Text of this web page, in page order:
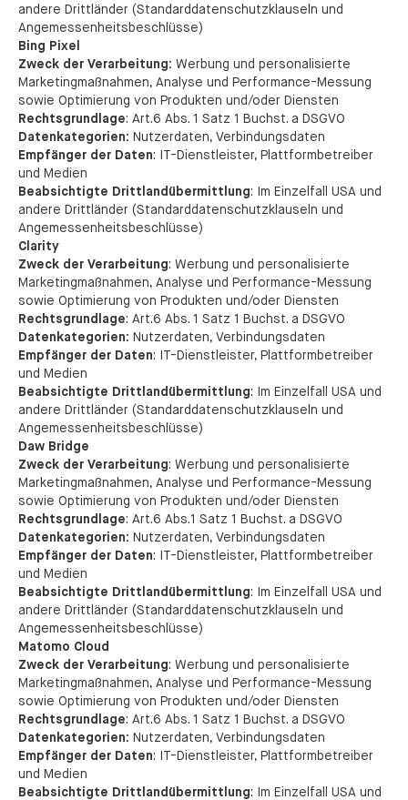
andere Drittländer (Standarddatenschutzklauseln und
Angemessenheitsbeschlüsse)
Bing Pixel
Zweck der Verarbeitung: Werbung und personalisierte
Marketingmaßnahmen, Analyse und Performance-Messung
sowie Optimierung von Produkten und/oder Diensten
Rechtsgrundlage: Art.6 Abs. 1 Satz 1 Buchst. a DSGVO
Datenkategorien: Nutzerdaten, Verbindungsdaten
Empfänger der Daten: IT-Dienstleister, Plattformbetreiber
und Medien
Beabsichtigte Drittlandübermittlung: Im Einzelfall USA und
andere Drittländer (Standarddatenschutzklauseln und
Angemessenheitsbeschlüsse)
Clarity
Zweck der Verarbeitung: Werbung und personalisierte
Marketingmaßnahmen, Analyse und Performance-Messung
sowie Optimierung von Produkten und/oder Diensten
Rechtsgrundlage: Art.6 Abs. 1 Satz 1 Buchst. a DSGVO
Datenkategorien: Nutzerdaten, Verbindungsdaten
Empfänger der Daten: IT-Dienstleister, Plattformbetreiber
und Medien
Beabsichtigte Drittlandübermittlung: Im Einzelfall USA und
andere Drittländer (Standarddatenschutzklauseln und
Angemessenheitsbeschlüsse)
Daw Bridge
Zweck der Verarbeitung: Werbung und personalisierte
Marketingmaßnahmen, Analyse und Performance-Messung
sowie Optimierung von Produkten und/oder Diensten
Rechtsgrundlage: Art.6 Abs.1 Satz 1 Buchst. a DSGVO
Datenkategorien: Nutzerdaten, Verbindungsdaten
Empfänger der Daten: IT-Dienstleister, Plattformbetreiber
und Medien
Beabsichtigte Drittlandübermittlung: Im Einzelfall USA und
andere Drittländer (Standarddatenschutzklauseln und
Angemessenheitsbeschlüsse)
Matomo Cloud
Zweck der Verarbeitung: Werbung und personalisierte
Marketingmaßnahmen, Analyse und Performance-Messung
sowie Optimierung von Produkten und/oder Diensten
Rechtsgrundlage: Art.6 Abs. 1 Satz 1 Buchst. a DSGVO
Datenkategorien: Nutzerdaten, Verbindungsdaten
Empfänger der Daten: IT-Dienstleister, Plattformbetreiber
und Medien
Beabsichtigte Drittlandübermittlung: Im Einzelfall USA und